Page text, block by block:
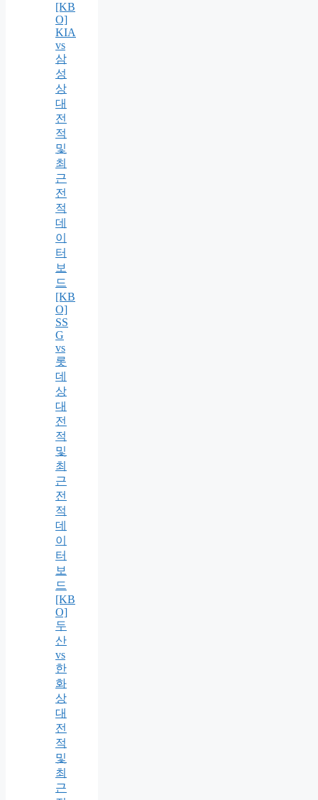
[KB
O]
KIA
vs
삼
성
상
대
전
적
및
최
근
전
적
데
이
터
보
드
[KB
O]
SS
G
vs
롯
데
상
대
전
적
및
최
근
전
적
데
이
터
보
드
[KB
O]
두
산
vs
한
화
상
대
전
적
및
최
근